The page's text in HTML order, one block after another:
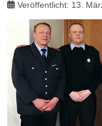
Veröffentlicht: 13.